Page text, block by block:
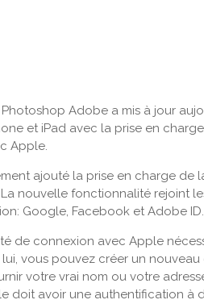
Adobe a mis à jour
et iPad avec la prise en
Apple.
ajouté la prise en charge de
nouvelle fonctionnalité rejoint
Google, Facebook et Adobe ID.
de connexion avec Apple
lui, vous pouvez créer un
votre vrai nom ou votre
doit avoir une authentification à